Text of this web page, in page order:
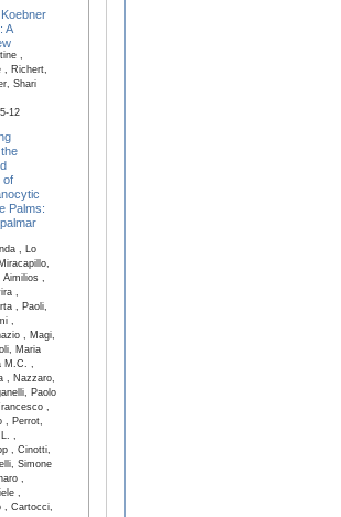
A
,
, Richert,
Shari
12
of
Palms:
, Lo
Aimilios ,
,
, Paoli,
,
, Magi,
Maria
M.C. ,
, Nazzaro,
Paolo
,
, Perrot,
,
, Cinotti,
Simone
,
,
, Cartocci,